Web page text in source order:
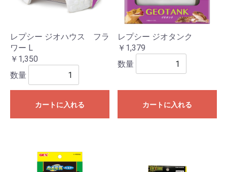
レプシー ジオハウス フラ
ワー L
￥1,350
数量
カートに入れる
レプシー ジオタンク
￥1,379
数量
カートに入れる